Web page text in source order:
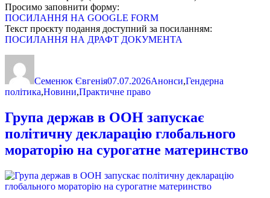
Просимо заповнити форму:
ПОСИЛАННЯ НА GOOGLE FORM
Текст проєкту подання доступний за посиланням:
ПОСИЛАННЯ НА ДРАФТ ДОКУМЕНТА
Семенюк Євгенія07.07.2026Анонси,Гендерна
політика,Новини,Практичне право
Група держав в ООН запускає
політичну декларацію глобального
мораторію на сурогатне материнство